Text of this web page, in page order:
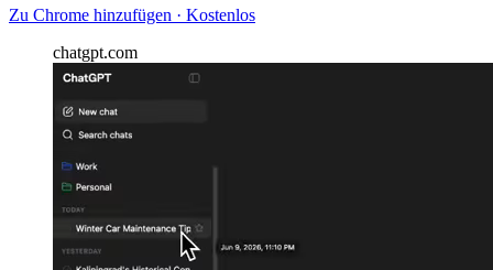
Zu Chrome hinzufügen · Kostenlos
chatgpt.com